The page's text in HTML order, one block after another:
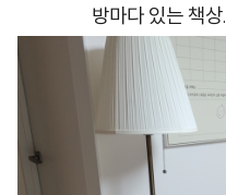
방마다 있는 책상.